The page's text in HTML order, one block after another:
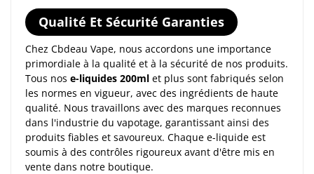
Qualité Et Sécurité Garanties
Chez Cbdeau Vape, nous accordons une importance
primordiale à la qualité et à la sécurité de nos produits.
Tous nos e-liquides 200ml et plus sont fabriqués selon
les normes en vigueur, avec des ingrédients de haute
qualité. Nous travaillons avec des marques reconnues
dans l'industrie du vapotage, garantissant ainsi des
produits fiables et savoureux. Chaque e-liquide est
soumis à des contrôles rigoureux avant d'être mis en
vente dans notre boutique.